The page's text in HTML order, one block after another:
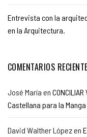
Entrevista con la
en la Arquitectura.
COMENTARIOS
José María en
Castellana para la
David Walther Lópezen